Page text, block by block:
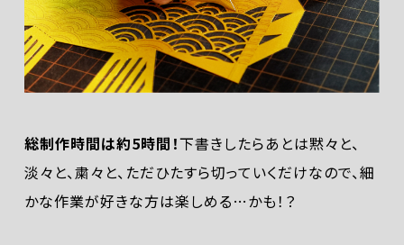
総制作時間は約5時間！下書きしたらあとは黙々と、
淡々と、粛々と、ただひたすら切っていくだけなので、細
かな作業が好きな方は楽しめる…かも！？